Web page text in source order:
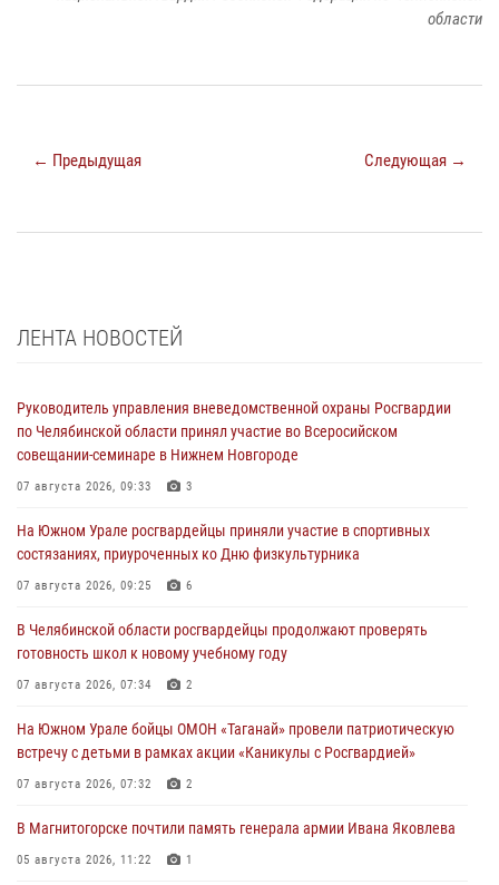
области
← Предыдущая Следующая →
ЛЕНТА НОВОСТЕЙ
Руководитель управления вневедомственной охраны Росгвардии
по Челябинской области принял участие во Всеросийском
совещании-семинаре в Нижнем Новгороде
07 августа 2026, 09:33 3
На Южном Урале росгвардейцы приняли участие в спортивных
состязаниях, приуроченных ко Дню физкультурника
07 августа 2026, 09:25 6
В Челябинской области росгвардейцы продолжают проверять
готовность школ к новому учебному году
07 августа 2026, 07:34 2
На Южном Урале бойцы ОМОН «Таганай» провели патриотическую
встречу с детьми в рамках акции «Каникулы с Росгвардией»
07 августа 2026, 07:32 2
В Магнитогорске почтили память генерала армии Ивана Яковлева
05 августа 2026, 11:22 1